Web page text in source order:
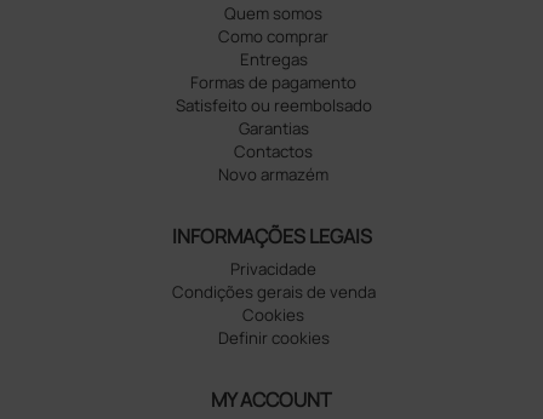
Quem somos
Como comprar
Entregas
Formas de pagamento
Satisfeito ou reembolsado
Garantias
Contactos
Novo armazém
INFORMAÇÕES LEGAIS
Privacidade
Condições gerais de venda
Cookies
Definir cookies
MY ACCOUNT